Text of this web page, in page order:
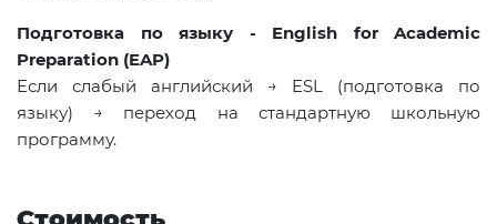
Подготовка по языку - English for Academic
Preparation (EAP)
Если слабый английский → ESL (подготовка по
языку) → переход на стандартную школьную
программу.